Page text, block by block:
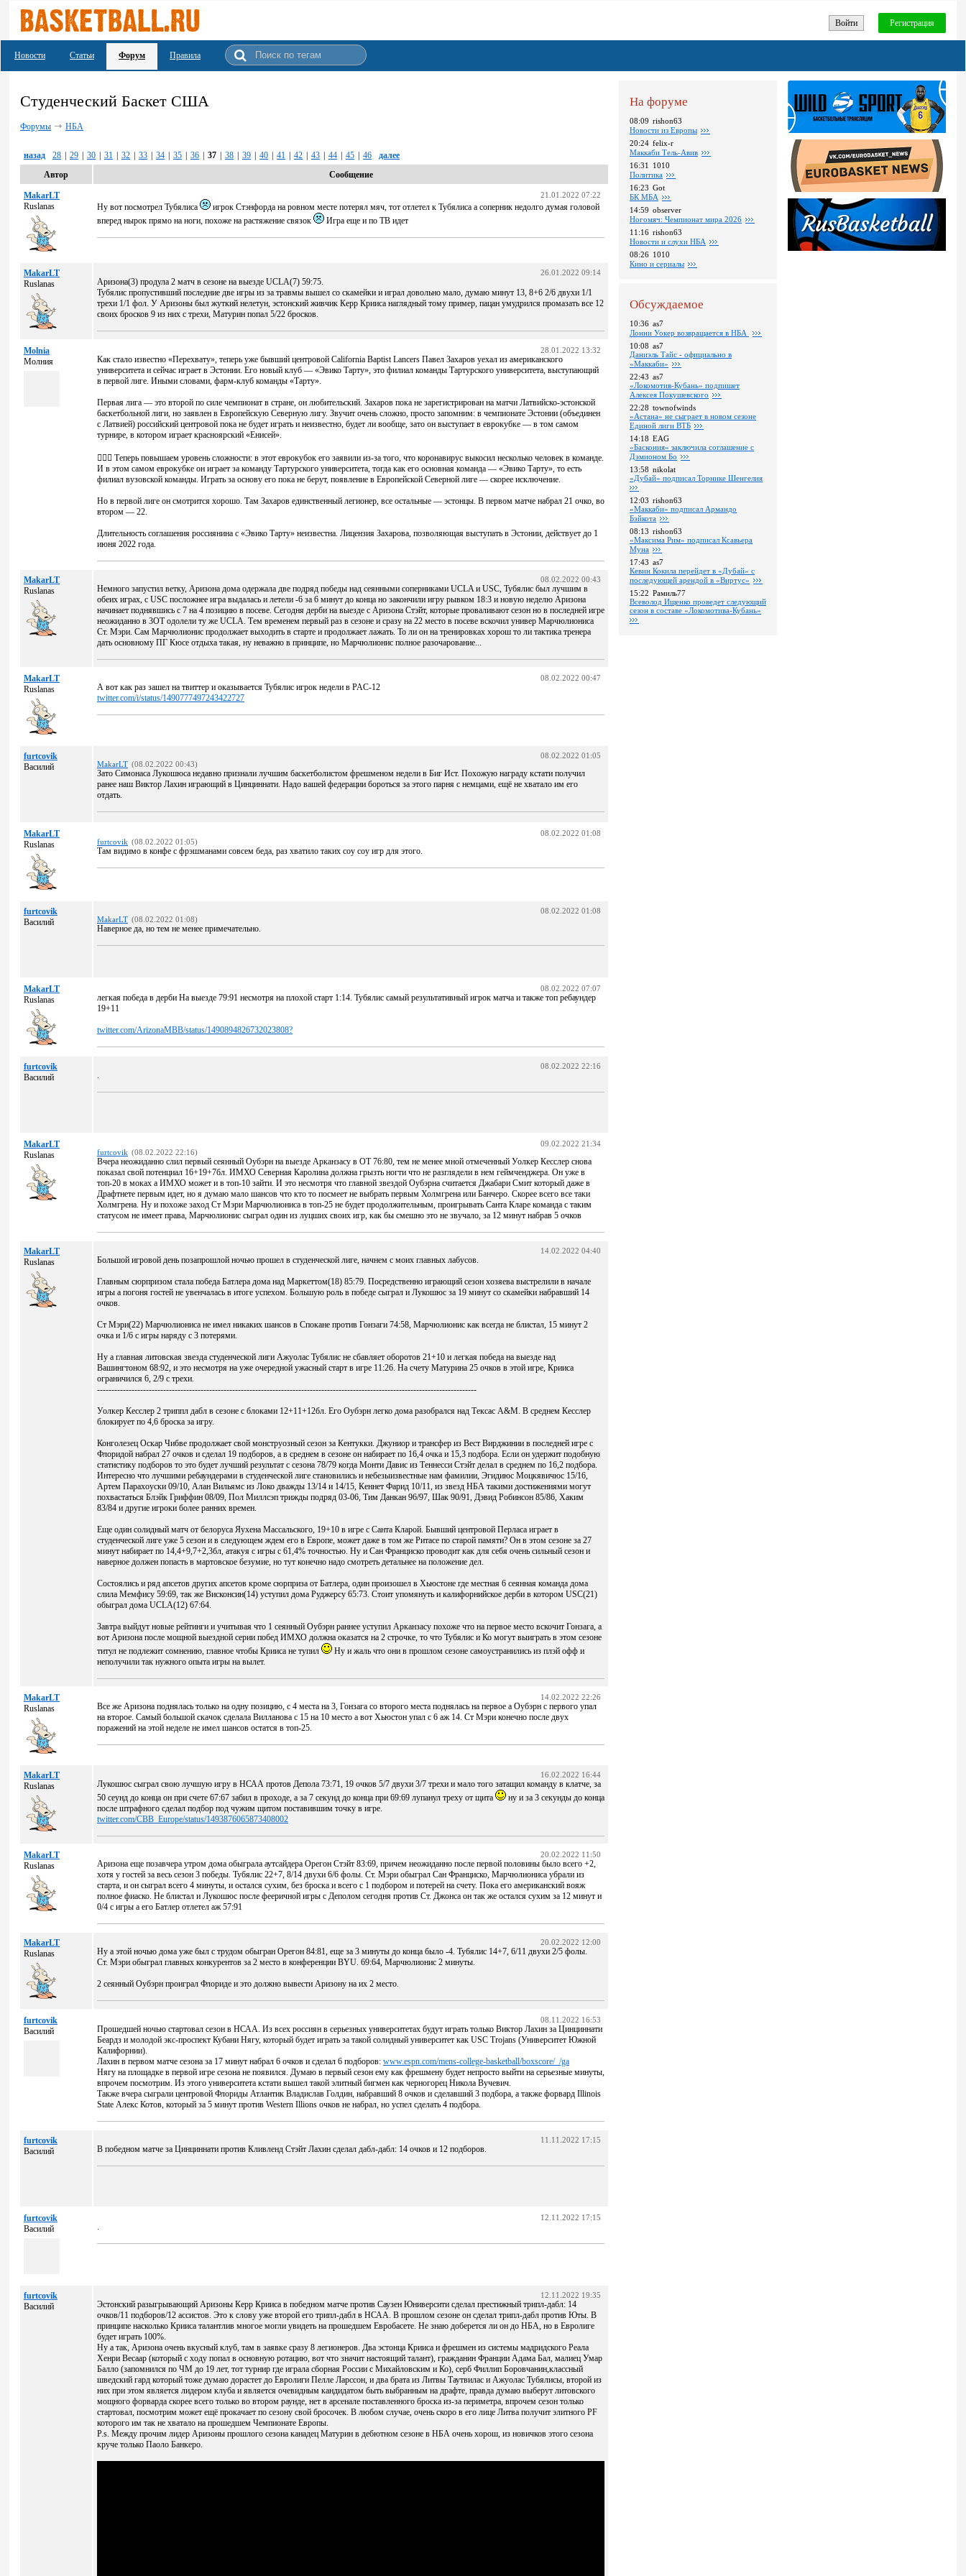
Войти Регистрация
Новости Статьи Форум Правила
Студенческий Баскет США
Форумы НБА
назад 28 29 30 31 32 33 34 35 36 37 38 39 40 41 42 43 44 45 46
далее
Автор
Сообщение
MakarLT
Ruslanas
21.01.2022 07:22
Ну вот посмотрел Тубялиса
игрок Стэнфорда на ровном месте потерял мяч, тот отлетел к Тубялиса а соперник недолго думая головой
вперед нырок прямо на ноги, похоже на растяжение связок
Игра еще и по ТВ идет
MakarLT
Ruslanas
26.01.2022 09:14
Аризона(3) продула 2 матч в сезоне на выезде UCLA(7) 59:75.
Тубялис пропустивший последние две игры из за травмы вышел со скамейки и играл довольно мало, думаю минут 13, 8+6 2/6 двухи 1/1
трехи 1/1 фол. У Аризоны был жуткий нелетун, эстонский живчик Керр Крииса наглядный тому пример, пацан умудрился промазать все 12
своих бросков 9 из них с трехи, Матурин попал 5/22 бросков.
Molnia
Молния
28.01.2022 13:32
Как стало известно «Перехвату», теперь уже бывший центровой California Baptist Lancers Павел Захаров уехал из американского
университета и сейчас играет в Эстонии. Его новый клуб — «Эвико Тарту», это филиал команды Тартурского университета, выступающий
в первой лиге. Иными словами, фарм-клуб команды «Тарту».
Первая лига — это второй по силе чемпионат в стране, он любительский. Захаров пока не зарегистрирован на матчи Латвийско-эстонской
баскетбольной лиги, но заявлен в Европейскую Северную лигу. Звучит очень сложно, просто запомним: в чемпионате Эстонии (объединен
с Латвией) российский центровой пока не будет играть и неизвестно, будет ли вообще, зато он выступает в еврокубке — в том самом
турнире, в котором играет красноярский «Енисей».
💁🏼‍♂ Теперь повышаем уровень сложности: в этот еврокубок его заявили из-за того, что коронавирус выкосил несколько человек в команде.
И в этом самом еврокубке он играет за команду Тартурского университета, тогда как его основная команда — «Эвико Тарту», то есть
филиал вузовской команды. Играть за основу его пока не берут, появление в Европейской Северной лиге — скорее исключение.
Но в первой лиге он смотрится хорошо. Там Захаров единственный легионер, все остальные — эстонцы. В первом матче набрал 21 очко, во
втором — 22.
Длительность соглашения россиянина с «Эвико Тарту» неизвестна. Лицензия Захарова, позволяющая выступать в Эстонии, действует до 1
июня 2022 года.
MakarLT
Ruslanas
08.02.2022 00:43
Немного запустил ветку, Аризона дома одержала две подряд победы над сеянными соперниками UCLA и USC, Тубялис был лучшим в
обеих играх, с USC посложнее игра выдалась и летели -6 за 6 минут до конца но закончили игру рывком 18:3 и новую неделю Аризона
начинает поднявшись с 7 на 4 позицию в посеве. Сегодня дерби на выезде с Аризона Стэйт, которые проваливают сезон но в последней игре
неожиданно в 3ОТ одолели ту же UCLA. Тем временем первый раз в сезоне и сразу на 22 место в посеве вскочил универ Марчюлиониса
Ст. Мэри. Сам Марчюлионис продолжает выходить в старте и продолжает лажать. То ли он на тренировках хорош то ли тактика тренера
дать основному ПГ Кюсе отдыха такая, ну неважно в принципе, но Марчюлионис полное разочарование...
MakarLT
Ruslanas
08.02.2022 00:47
А вот как раз зашел на твиттер и оказывается Тубялис игрок недели в PAC-12
twitter.com/i/status/1490777497243422727
furtcovik
Василий
08.02.2022 01:05
MakarLT (08.02.2022 00:43)
Зато Симонаса Лукошюса недавно признали лучшим баскетболистом фрешменом недели в Биг Ист. Похожую награду кстати получил
ранее наш Виктор Лахин играющий в Цинциннати. Надо вашей федерации бороться за этого парня с немцами, ещё не хватало им его
отдать.
MakarLT
Ruslanas
08.02.2022 01:08
furtcovik (08.02.2022 01:05)
Там видимо в конфе с фрэшманами совсем беда, раз хватило таких соу соу игр для этого.
furtcovik
Василий
08.02.2022 01:08
MakarLT (08.02.2022 01:08)
Наверное да, но тем не менее примечательно.
MakarLT
Ruslanas
08.02.2022 07:07
легкая победа в дерби На выезде 79:91 несмотря на плохой старт 1:14. Тубялис самый результативный игрок матча и также топ ребаундер
19+11
twitter.com/ArizonaMBB/status/1490894826732023808?
furtcovik
Василий
08.02.2022 22:16
.
MakarLT
Ruslanas
09.02.2022 21:34
furtcovik (08.02.2022 22:16)
Вчера неожиданно слил первый сеянный Оубэрн на выезде Арканзасу в ОТ 76:80, тем не менее мной отмеченный Уолкер Кесслер снова
показал свой потенциал 16+19+7бл. ИМХО Северная Каролина должна грызть ногти что не разглядели в нем геймченджера. Он уже в
топ-20 в моках а ИМХО может и в топ-10 зайти. И это несмотря что главной звездой Оубэрна считается Джабари Смит который даже в
Драфтнете первым идет, но я думаю мало шансов что кто то посмеет не выбрать первым Холмгрена или Банчеро. Скорее всего все таки
Холмгрена. Ну и похоже заход Ст Мэри Марчюлиониса в топ-25 не будет продолжительным, проигрывать Санта Кларе команда с таким
статусом не имеет права, Марчюлионис сыграл один из луцших своих игр, как бы смешно это не звучало, за 12 минут набрав 5 очков
MakarLT
Ruslanas
14.02.2022 04:40
Большой игровой день позапрошлой ночью прошел в студенческой лиге, начнем с моих главных лабусов.
Главным сюрпризом стала победа Батлера дома над Маркеттом(18) 85:79. Посредственно играющий сезон хозяева выстрелили в начале
игры а погоня гостей не увенчалась в итоге успехом. Большую роль в победе сыграл и Лукошюс за 19 минут со скамейки набравший 14
очков.
Ст Мэри(22) Марчюлиониса не имел никаких шансов в Спокане против Гонзаги 74:58, Марчюлионис как всегда не блистал, 15 минут 2
очка и 1/6 с игры наряду с 3 потерями.
Ну а главная литовская звезда студенческой лиги Ажуолас Тубялис не сбавляет оборотов 21+10 и легкая победа на выезде над
Вашингтоном 68:92, и это несмотря на уже очередной ужасный старт в игре 11:26. На счету Матурина 25 очков в этой игре, Крииса
ограничился 6, 2/9 с трехи.
------------------------------------------------------------------------------------------------------------------------------------
Уолкер Кесслер 2 триппл дабл в сезоне с блоками 12+11+12бл. Его Оубэрн легко дома разобрался над Тексас А&М. В среднем Кесслер
блокирует по 4,6 броска за игру.
Конголезец Оскар Чибве продолжает свой монструозный сезон за Кентукки. Джуниор и трансфер из Вест Вирджинии в последней игре с
Флоридой набрал 27 очков и сделал 19 подборов, а в среднем в сезоне он набирает по 16,4 очка и 15,3 подбора. Если он удержит подобную
статистику подборов то это будет лучший результат с сезона 78/79 когда Монти Давис из Теннесси Стэйт делал в среднем по 16,2 подбора.
Интересно что лучшими ребаундерами в студенческой лиге становились и небезыизвестные нам фамилии, Эгидиюс Моцкявичюс 15/16,
Артем Парахоуски 09/10, Алан Вильямс из Локо дважды 13/14 и 14/15, Кеннет Фарид 10/11, из звезд НБА такими достижениями могут
похвастаться Блэйк Гриффин 08/09, Пол Миллсэп трижды подряд 03-06, Тим Данкан 96/97, Шак 90/91, Дэвид Робинсон 85/86, Хаким
83/84 и другие игроки более ранних времен.
Еще один солидный матч от белоруса Яухена Массальского, 19+10 в игре с Санта Кларой. Бывший центровой Перласа играет в
студенческой лиге уже 5 сезон и в следующем ждем его в Европе, может даже в том же Ритасе по старой памяти? Он в этом сезоне за 27
минут набирает по 14,4+9,7+2,3бл, атакуя с игры с 61,4% точностью. Ну и Сан Франциско проводит как для себя очень сильный сезон и
наверное должен попасть в мартовское безумие, но тут конечно надо смотреть детальнее на положение дел.
Состоялись и ряд апсетов других апсетов кроме сюрприза от Батлера, один произошел в Хьюстоне где местная 6 сеянная команда дома
слила Мемфису 59:69, так же Висконсин(14) уступил дома Руджерсу 65:73. Стоит упомянуть и калифорнийское дерби в котором USC(21)
обыграл дома UCLA(12) 67:64.
Завтра выйдут новые рейтинги и учитывая что 1 сеянный Оубэрн раннее уступил Арканзасу похоже что на первое место вскочит Гонзага, а
вот Аризона после мощной выездной серии побед ИМХО должна оказатся на 2 строчке, то что Тубялис и Ко могут выиграть в этом сезоне
титул не подлежит сомнению, главное чтобы Крииса не тупил
Ну и жаль что они в прошлом сезоне самоустранились из плэй офф и
неполучили так нужного опыта игры на вылет.
MakarLT
Ruslanas
14.02.2022 22:26
Все же Аризона поднялась только на одну позицию, с 4 места на 3, Гонзага со второго места поднялась на первое а Оубэрн с первого упал
на второе. Самый большой скачок сделала Вилланова с 15 на 10 место а вот Хьюстон упал с 6 аж 14. Ст Мэри конечно после двух
поражений на этой неделе не имел шансов остатся в топ-25.
MakarLT
Ruslanas
16.02.2022 16:44
Лукошюс сыграл свою лучшую игру в НСАА протов Депола 73:71, 19 очков 5/7 двухи 3/7 трехи и мало того затащил команду в клатче, за
50 сеунд до конца он при счете 67:67 забил в проходе, а за 7 секунд до конца при 69:69 лупанул треху от щита
ну и за 3 секунды до конца
после штрафного сделал подбор под чужим щитом поставившим точку в игре.
twitter.com/CBB_Europe/status/1493876065873408002
MakarLT
Ruslanas
20.02.2022 11:50
Аризона еще позавчера утром дома обыграла аутсайдера Орегон Стэйт 83:69, причем неожиданно после первой половины было всего +2,
хотя у гостей за весь сезон 3 победы. Тубялис 22+7, 8/14 двухи 6/6 фолы. Ст. Мэри обыграл Сан Франциско, Марчюлиониса убрали из
старта, и он сыграл всего 4 минуты, и остался сухим, без броска и всего с 1 подбором и потерей на счету. Пока его американский вояж
полное фиаско. Не блистал и Лукошюс после фееричной игры с Деполом сегодня против Ст. Джонса он так же остался сухим за 12 минут и
0/4 с игры а его Батлер отлетел аж 57:91
MakarLT
Ruslanas
20.02.2022 12:00
Ну а этой ночью дома уже был с трудом обыгран Орегон 84:81, еще за 3 минуты до конца было -4. Тубялис 14+7, 6/11 двухи 2/5 фолы.
Ст. Мэри обыграл главных конкурентов за 2 место в конференции BYU. 69:64, Марчюлионис 2 минуты.
2 сеянный Оубэрн проиграл Флориде и это должно вывести Аризону на их 2 место.
furtcovik
Василий
08.11.2022 16:53
Прошедшей ночью стартовал сезон в НСАА. Из всех россиян в серьезных университетах будут играть только Виктор Лахин за Цинциннати
Беардз и молодой экс-проспект Кубани Нягу, который будет играть за такой солидный университет как USC Trojans (Университет Южной
Калифорнии).
Лахин в первом матче сезона за 17 минут набрал 6 очков и сделал 6 подборов: www.espn.com/mens-college-basketball/boxscore/_/ga
Нягу на площадке в первой игре сезона не появился. Думаю в первый сезон ему как фрешмену будет непросто выйти на серьезные минуты,
впрочем посмотрим. Из этого университета кстати вышел такой элитный бигмен как черногорец Никола Вучевич.
Также вчера сыграли центровой Флориды Атлантик Владислав Голдин, набравший 8 очков и сделавший 3 подбора, а также форвард Illinois
State Алекс Котов, который за 5 минут против Western Illions очков не набрал, но успел сделать 4 подбора.
furtcovik
Василий
11.11.2022 17:15
В победном матче за Цинциннати против Кливленд Стэйт Лахин сделал дабл-дабл: 14 очков и 12 подборов.
furtcovik
Василий
12.11.2022 17:15
.
furtcovik
Василий
12.11.2022 19:35
Эстонский разыгрывающий Аризоны Керр Крииса в победном матче против Саузен Юниверсити сделал престижный трипл-дабл: 14
очков/11 подборов/12 ассистов. Это к слову уже второй его трипл-дабл в НСАА. В прошлом сезоне он сделал трипл-дабл против Юты. В
принципе насколько Крииса талантлив многое могли увидеть на прошедшем Евробасете. Не знаю доберется ли он до НБА, но в Евролиге
будет играть 100%.
Ну а так, Аризона очень вкусный клуб, там в заявке сразу 8 легионеров. Два эстонца Крииса и фрешмен из системы мадридского Реала
Хенри Весаар (который с ходу попал в основную ротацию, вот что значит настоящий талант), гражданин Франции Адама Бал, малиец Умар
Балло (запомнился по ЧМ до 19 лет, тот турнир где играла сборная России с Михайловским и Ко), серб Филлип Боровчанин,классный
шведский гард который тоже думаю дорастет до Евролиги Пелле Ларссон, и два брата из Литвы Таутвилас и Ажуолас Тубялисы, второй из
них при этом является лидером клуба и является очевидным кандидатом быть выбранным на драфте, правда думаю выберут литовского
мощного форварда скорее всего только во втором раунде, нет в арсенале поставленного броска из-за периметра, впрочем сезон только
стартовал, посмотрим может ещё прокачает по сезону свой бросочек. В любом случае, очень скоро в его лице Литва получит элитного PF
которого им так не хватало на прошедшем Чемпионате Европы.
P.s. Между прочим лидер Аризоны прошлого сезона канадец Матурин в дебютном сезоне в НБА очень хорош, из новичков этого сезона
круче только Паоло Банкеро.
На форуме
08:09 rishon63
Новости из Европы
20:24 felix-r
Маккаби Тель-Авив
16:31
1010
Политика
16:23 Got
БК МБА
14:59 observer
Ногомяч: Чемпионат мира 2026
11:16 rishon63
Новости и слухи НБА
08:26 1010
Кино и сериалы
Обсуждаемое
10:36 as7
Лонни Уокер возвращается в НБА
10:08 as7
Даниэль Тайс - официально в
«Маккаби»
22:43 as7
«Локомотив-Кубань» подпишет
Алексея Покушевского
22:28 townofwinds
«Астана» не сыграет в новом сезоне
Единой лиги ВТБ
14:18 EAG
«Баскония» заключила соглашение с
Дэмионом Бо
13:58 nikolat
«Дубай» подписал Торнике Шенгелия
12:03 rishon63
«Маккаби» подписал Армандо
Бэйкота
08:13 rishon63
«Максима Рим» подписал Ксавьера
Муна
17:43 as7
Кевин Кокила перейдет в «Дубай» с
последующей арендой в «Виртус»
15:22 Рамиль77
Всеволод Ищенко проведет следующий
сезон в составе «Локомотива-Кубань»